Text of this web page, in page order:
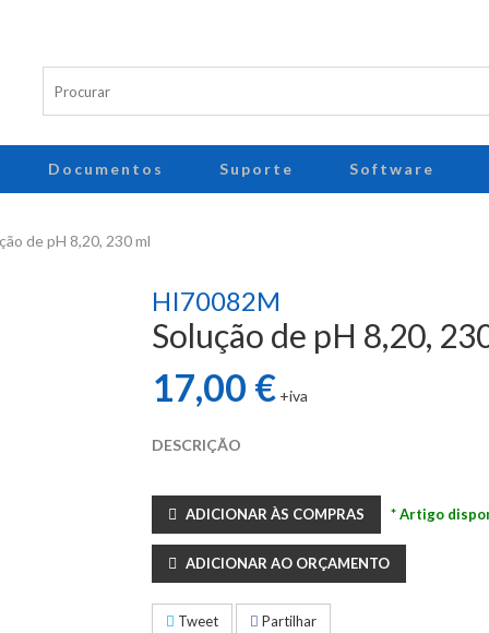
Documentos Suporte Software
de pH 8,20, 230 ml
HI70082M
Solução de pH 8,20,
17,00 € +iva
DESCRIÇÃO
ADICIONAR ÀS COMPRAS * Artigo
ADICIONAR AO ORÇAMENTO
Tweet Partilhar